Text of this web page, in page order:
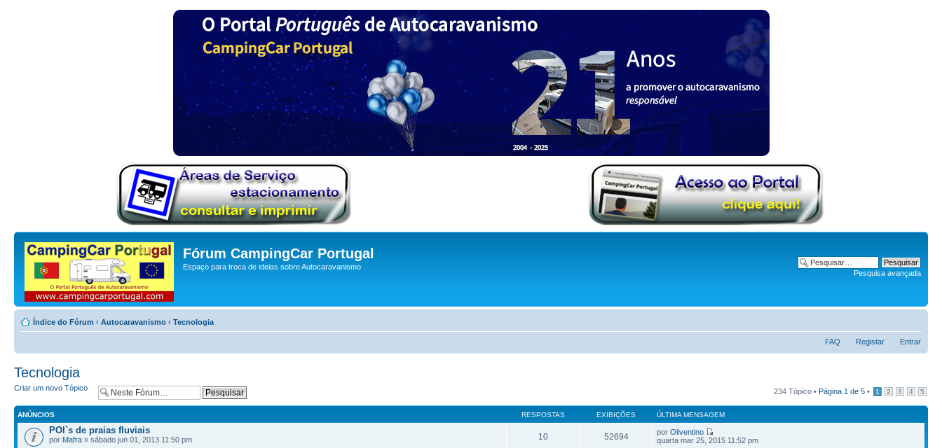
Fórum CampingCar Portugal
Espaço para troca de ideias sobre Autocaravanismo
Pesquisa avançada
Índice do Fórum ‹ Autocaravanismo ‹ Tecnologia
FAQ Registar Entrar
Tecnologia
Criar um novo Tópico 234 Tópico • Página 1 de 5 • 1 2 3 4 5
ANÚNCIOS RESPOSTAS EXIBIÇÕES ÚLTIMA MENSAGEM
POI`s de praias fluviais
por Mafra » sábado jun 01, 2013 11:50 pm 10 52694 porOliventino
quarta mar 25, 2015 11:52 pm